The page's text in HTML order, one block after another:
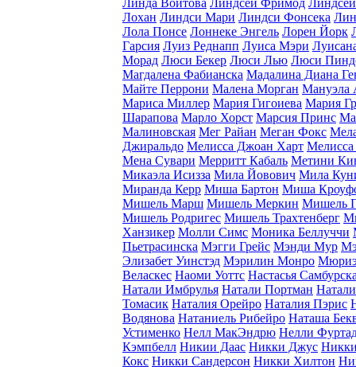
Линда Войтова Линдсей Фримод
Лохан Линдси Мари Линдси Фонсека
Лола Понсе Лоннеке Энгель Лорен Йорк
Гарсия Луиз Реднапп Луиса Мэри
Морад Люси Бекер Люси Лью Люси
Магдалена Фабианска Мадалина Диана
Майте Перрони Малена Морган Мануэла
Мариса Миллер Мария Гигоиева Мария
Шарапова Марло Хорст Марсия Принс
Малиновская Мег Райан Меган Фокс
Джиральдо Мелисса Джоан Харт
Мена Сувари Мерритт Кабаль Метини
Микаэла Исизза Мила Йовович Мила
Миранда Керр Миша Бартон Миша
Мишель Марш Мишель Меркин Мишель
Мишель Родригес Мишель Трахтенберг
Ханзикер Молли Симс Моника Беллуччи
Пьетрасинска Мэгги Грейс Мэнди Мур
Элизабет Уинстэд Мэрилин Монро
Веласкес Наоми Уоттс Настасья
Натали Имбрулья Натали Портман
Томасик Наталия Орейро Наталия Пэрис
Водянова Натаниель Рибейро Наташа
Устименко Нелл МакЭндрю Нелли
Кэмпбелл Никии Даас Никки Джус
Кокс Никки Сандерсон Никки Хилтон